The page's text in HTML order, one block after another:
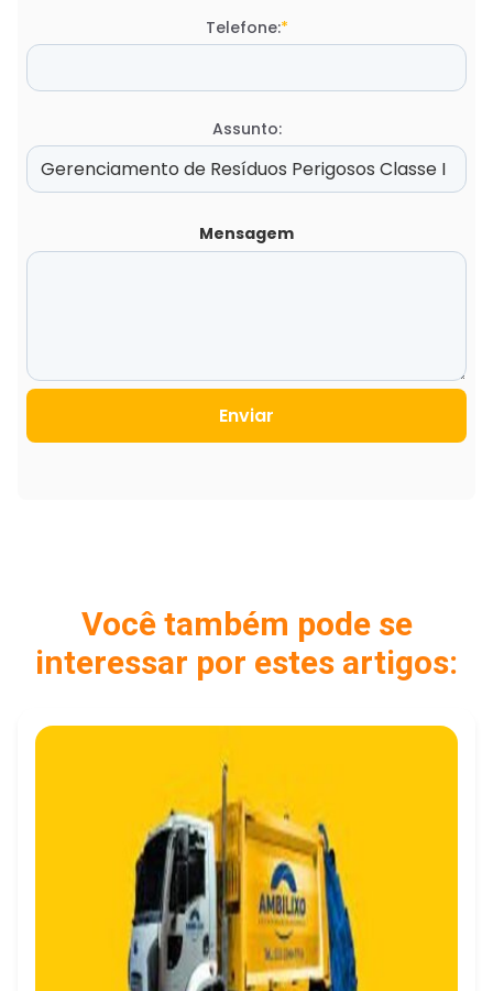
Telefone:*
Assunto:
Mensagem
Enviar
Você também pode se
interessar por estes artigos: